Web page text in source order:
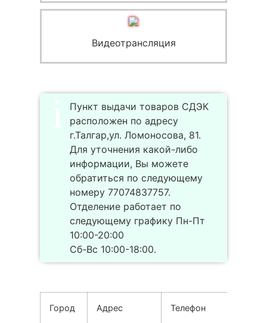
Видеотрансляция
Пункт выдачи товаров СДЭК
расположен по адресу
г.Талгар,ул. Ломоносова, 81.
Для уточнения какой-либо
информации, Вы можете
обратиться по следующему
номеру 77074837757.
Отделение работает по
следующему графику Пн-Пт
10:00-20:00
Сб-Вс 10:00-18:00.
Город Адрес Телефон